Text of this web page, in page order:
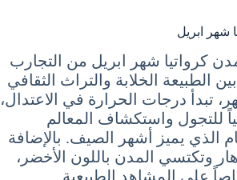
شهر ابريل
كرواتيا شهر ابريل من التجارب
الطبيعة الخلابة والتراث الثقافي
تبدأ درجات الحرارة في الاعتدال،
للتجول واستكشاف المعالم
الذي يميز أشهر الصيف. بالإضافة
وتكتسي المدن باللون الأخضر،
على المشاهد الطبيعية.